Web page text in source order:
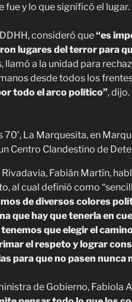
fue y lo que significó el lugar.
consideró que“es
lugares del terror para
llamó a la unidad para
desde todos los
todo el arco político”, dijo.
70’, La Marquesita, en
Centro Clandestino de
Fabián Martín,
al cual definió como
de diversos colores
que hay que tenerla en
que elegir el
el respeto y lograr
para que no pasen nunca
de Gobierno, Fabiola